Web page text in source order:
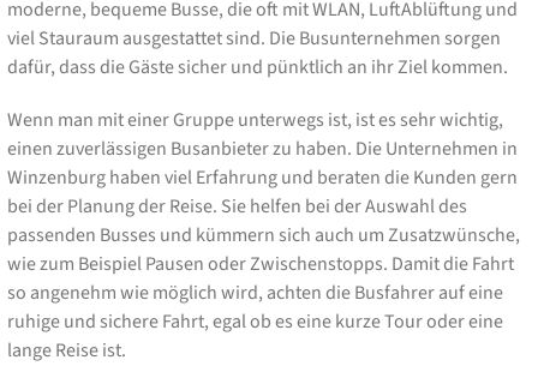
moderne, bequeme Busse, die oft mit WLAN, LuftAblüftung und
viel Stauraum ausgestattet sind. Die Busunternehmen sorgen
dafür, dass die Gäste sicher und pünktlich an ihr Ziel kommen.
Wenn man mit einer Gruppe unterwegs ist, ist es sehr wichtig,
einen zuverlässigen Busanbieter zu haben. Die Unternehmen in
Winzenburg haben viel Erfahrung und beraten die Kunden gern
bei der Planung der Reise. Sie helfen bei der Auswahl des
passenden Busses und kümmern sich auch um Zusatzwünsche,
wie zum Beispiel Pausen oder Zwischenstopps. Damit die Fahrt
so angenehm wie möglich wird, achten die Busfahrer auf eine
ruhige und sichere Fahrt, egal ob es eine kurze Tour oder eine
lange Reise ist.